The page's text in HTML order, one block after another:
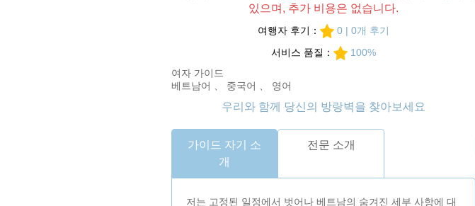
있으며, 추가 비용은 없습니다.
여행자 후기：
0 | 0개 후기
서비스 품질：
100%
여자 가이드
베트남어 、 중국어 、 영어
우리와 함께 당신의 방랑벽을 찾아보세요
가이드 자기 소
개
전문 소개
저는 고정된 일정에서 벗어나 베트남의 숨겨진 세부 사항에 대